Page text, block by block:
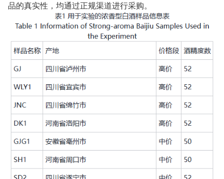
品的真实性，均通过正规渠道进行采购。